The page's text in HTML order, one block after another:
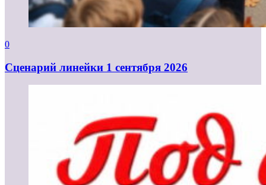
0
Cценарий линейки 1 сентября 2026